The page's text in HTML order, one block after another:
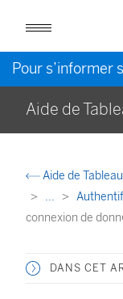
Aide de
Aide de Tableau
...
connexion de
DANS CET